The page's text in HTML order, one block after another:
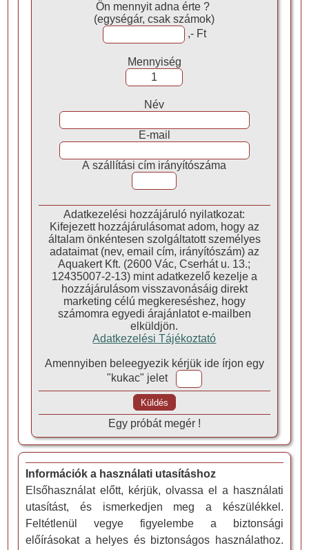
Ön mennyit adna érte ?
(egységár, csak számok)
,- Ft
Mennyiség
Név
E-mail
A szállítási cím irányítószáma
Adatkezelési hozzájáruló nyilatkozat:
Kifejezett hozzájárulásomat adom, hogy az
általam önkéntesen szolgáltatott személyes
adataimat (nev, email cím, irányítószám) az
Aquakert Kft. (2600 Vác, Cserhát u. 13.;
12435007-2-13) mint adatkezelő kezelje a
hozzájárulásom visszavonásáig direkt
marketing célú megkereséshez, hogy
számomra egyedi árajánlatot e-mailben
elküldjön.
Adatkezelési Tájékoztató
Amennyiben beleegyezik kérjük ide írjon egy
"kukac" jelet
Egy próbát megér !
Információk a használati utasításhoz
Elsőhasználat előtt, kérjük, olvassa el a használati
utasítást, és ismerkedjen meg a készülékkel.
Feltétlenül vegye figyelembe a biztonsági
előírásokat a helyes és biztonságos használathoz.